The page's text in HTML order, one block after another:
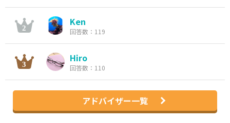
Ken
回答数：119
Hiro
回答数：110
アドバイザー一覧